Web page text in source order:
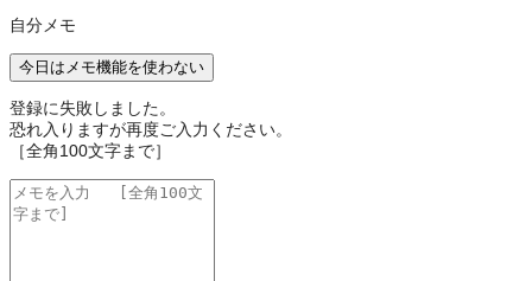
自分メモ
今日はメモ機能を使わない
登録に失敗しました。
恐れ入りますが再度ご入力ください。
［全角100文字まで］